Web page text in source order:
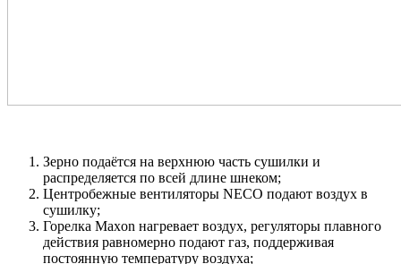
Зерно подаётся на верхнюю часть сушилки и
распределяется по всей длине шнеком;
Центробежные вентиляторы NECO подают воздух в
сушилку;
Горелка Maxon нагревает воздух, регуляторы плавного
действия равномерно подают газ, поддерживая
постоянную температуру воздуха;